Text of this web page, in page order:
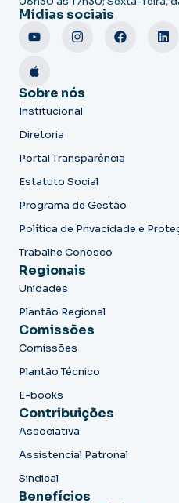
Mídias sociais
Sobre nós
Institucional
Diretoria
Portal Transparência
Estatuto Social
Programa de Gestão
Política de Privacidade e
Trabalhe Conosco
Regionais
Unidades
Plantão Regional
Comissões
Comissões
Plantão Técnico
E-books
Contribuições
Associativa
Assistencial Patronal
Sindical
Benefícios